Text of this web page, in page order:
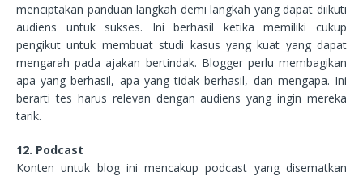
menciptakan panduan langkah demi langkah yang dapat diikuti
audiens untuk sukses. Ini berhasil ketika memiliki cukup
pengikut untuk membuat studi kasus yang kuat yang dapat
mengarah pada ajakan bertindak. Blogger perlu membagikan
apa yang berhasil, apa yang tidak berhasil, dan mengapa. Ini
berarti tes harus relevan dengan audiens yang ingin mereka
tarik.
12. Podcast
Konten untuk blog ini mencakup podcast yang disematkan